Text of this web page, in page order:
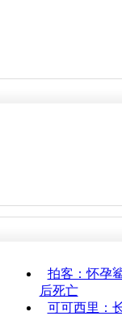
拍客：怀孕
后死亡
可可西里：